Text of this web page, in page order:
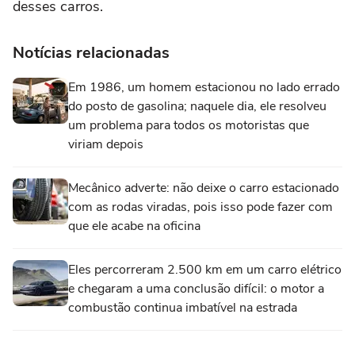
desses carros.
Notícias relacionadas
Em 1986, um homem estacionou no lado errado
do posto de gasolina; naquele dia, ele resolveu
um problema para todos os motoristas que
viriam depois
Mecânico adverte: não deixe o carro estacionado
com as rodas viradas, pois isso pode fazer com
que ele acabe na oficina
Eles percorreram 2.500 km em um carro elétrico
e chegaram a uma conclusão difícil: o motor a
combustão continua imbatível na estrada